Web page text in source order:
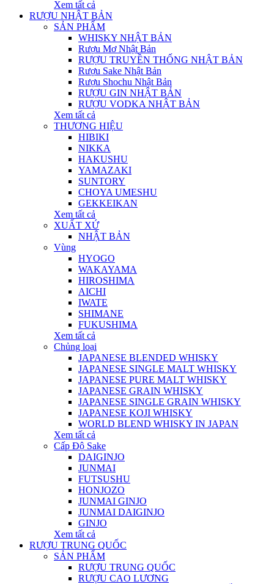
Xem tất cả
RƯỢU NHẬT BẢN
SẢN PHẨM
WHISKY NHẬT BẢN
Rượu Mơ Nhật Bản
RƯỢU TRUYỀN THỐNG NHẬT BẢN
Rượu Sake Nhật Bản
Rượu Shochu Nhật Bản
RƯỢU GIN NHẬT BẢN
RƯỢU VODKA NHẬT BẢN
Xem tất cả
THƯƠNG HIỆU
HIBIKI
NIKKA
HAKUSHU
YAMAZAKI
SUNTORY
CHOYA UMESHU
GEKKEIKAN
Xem tất cả
XUẤT XỨ
NHẬT BẢN
Vùng
HYOGO
WAKAYAMA
HIROSHIMA
AICHI
IWATE
SHIMANE
FUKUSHIMA
Xem tất cả
Chủng loại
JAPANESE BLENDED WHISKY
JAPANESE SINGLE MALT WHISKY
JAPANESE PURE MALT WHISKY
JAPANESE GRAIN WHISKY
JAPANESE SINGLE GRAIN WHISKY
JAPANESE KOJI WHISKY
WORLD BLEND WHISKY IN JAPAN
Xem tất cả
Cấp Độ Sake
DAIGINJO
JUNMAI
FUTSUSHU
HONJOZO
JUNMAI GINJO
JUNMAI DAIGINJO
GINJO
Xem tất cả
RƯỢU TRUNG QUỐC
SẢN PHẨM
RƯỢU TRUNG QUỐC
RƯỢU CAO LƯƠNG